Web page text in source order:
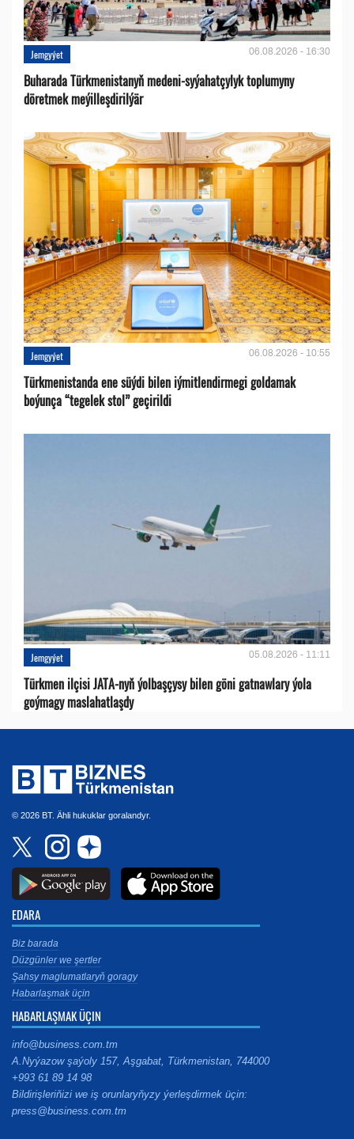
Jemgyýet 06.08.2026 - 16:30
Buharada Türkmenistanyň medeni-syýahatçylyk toplumyny
döretmek meýilleşdirilýär
Jemgyýet 06.08.2026 - 10:55
Türkmenistanda ene süýdi bilen iýmitlendirmegi goldamak
boýunça “tegelek stol” geçirildi
Jemgyýet 05.08.2026 - 11:11
Türkmen ilçisi JATA-nyň ýolbaşçysy bilen göni gatnawlary ýola
goýmagy maslahatlaşdy
© 2026 BT. Ähli hukuklar goralandyr.
EDARA
Biz barada
Düzgünler we şertler
Şahsy maglumatlaryň goragy
Habarlaşmak üçin
HABARLAŞMAK ÜÇIN
info@business.com.tm
A.Nyýazow şaýoly 157, Aşgabat, Türkmenistan, 744000
+993 61 89 14 98
Bildirişleriňizi we iş orunlaryňyzy ýerleşdirmek üçin:
press@business.com.tm